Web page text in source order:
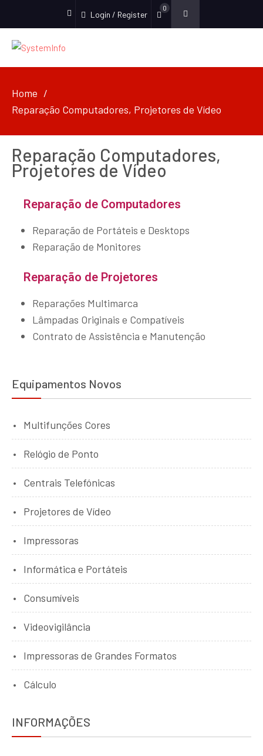
Login / Register
0
Home
Reparação Computadores, Projetores de Vídeo
Reparação Computadores,
Projetores de Vídeo
Reparação de Computadores
Reparação de Portáteis e Desktops
Reparação de Monitores
Reparação de Projetores
Reparações Multimarca
Lâmpadas Originais e Compatíveis
Contrato de Assistência e Manutenção
Equipamentos Novos
Multifunções Cores
Relógio de Ponto
Centrais Telefónicas
Projetores de Vídeo
Impressoras
Informática e Portáteis
Consumíveis
Videovigilância
Impressoras de Grandes Formatos
Cálculo
INFORMAÇÕES